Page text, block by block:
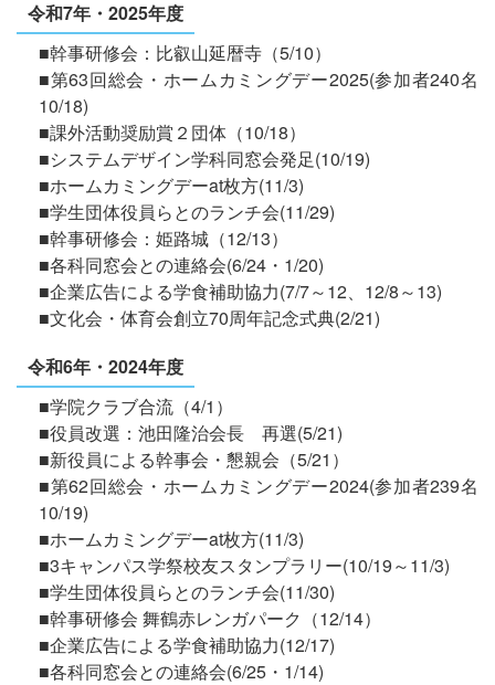
令和7年・2025年度
■幹事研修会：比叡山延暦寺（5/10）
■第63回総会・ホームカミングデー2025(参加者240名
10/18)
■課外活動奨励賞２団体（10/18）
■システムデザイン学科同窓会発足(10/19)
■ホームカミングデーat枚方(11/3)
■学生団体役員らとのランチ会(11/29)
■幹事研修会：姫路城（12/13）
■各科同窓会との連絡会(6/24・1/20)
■企業広告による学食補助協力(7/7～12、12/8～13)
■文化会・体育会創立70周年記念式典(2/21)
令和6年・2024年度
■学院クラブ合流（4/1）
■役員改選：池田隆治会長 再選(5/21)
■新役員による幹事会・懇親会（5/21）
■第62回総会・ホームカミングデー2024(参加者239名
10/19)
■ホームカミングデーat枚方(11/3)
■3キャンパス学祭校友スタンプラリー(10/19～11/3)
■学生団体役員らとのランチ会(11/30)
■幹事研修会 舞鶴赤レンガパーク（12/14）
■企業広告による学食補助協力(12/17)
■各科同窓会との連絡会(6/25・1/14)